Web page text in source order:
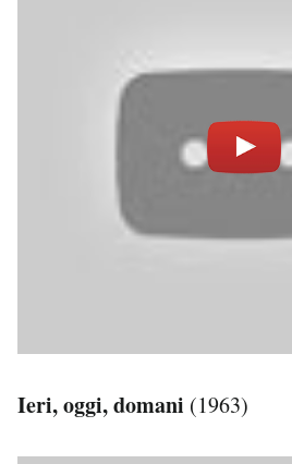
Ieri, oggi, domani (1963)